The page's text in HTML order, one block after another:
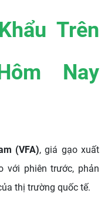
Trên
Nay
(VFA), giá gạo xuất
với phiên trước, phản
thị trường quốc tế.